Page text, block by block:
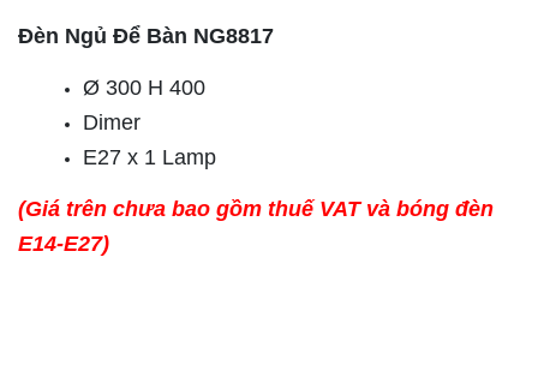
Đèn Ngủ Để Bàn NG8817
Ø 300 H 400
Dimer
E27 x 1 Lamp
(Giá trên chưa bao gồm thuế VAT và bóng đèn
E14-E27)